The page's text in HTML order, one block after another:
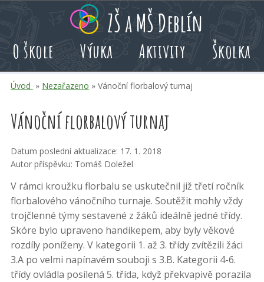
obsah
volby
akcí
ZŠ a MŠ Deblín
O škole Výuka Aktivity Školka
Úvod » Nezařazeno » Vánoční florbalový turnaj
Vánoční florbalový turnaj
Datum poslední aktualizace: 17. 1. 2018
Autor příspěvku: Tomáš Doležel
V rámci kroužku florbalu se uskutečnil již třetí ročník
florbalového vánočního turnaje. Soutěžit mohly vždy
trojčlenné týmy sestavené z žáků ideálně jedné třídy.
Skóre bylo upraveno handikepem, aby byly věkové
rozdíly poníženy. V kategorii 1. až 3. třídy zvítězili žáci
3.A po velmi napínavém souboji s 3.B. Kategorii 4-6.
třídy ovládla posílená 5. třída, když překvapivě porazila